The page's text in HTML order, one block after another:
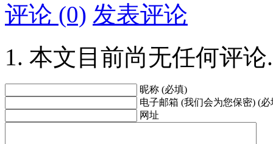
评论 (0) 发表评论
本文目前尚无任何评论.
昵称 (必填)
电子邮箱 (我们会为您保密) (必
网址